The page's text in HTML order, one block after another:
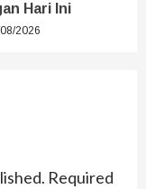
Hari Ini
2026
Required